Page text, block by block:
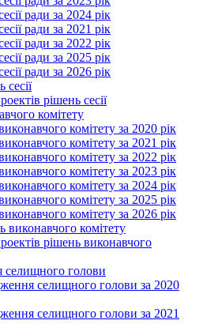
ради за 2024 рік
ради за 2021 рік
ради за 2022 рік
ради за 2025 рік
ради за 2026 рік
рішень сесії
комітету
комітету за 2020 рік
комітету за 2021 рік
комітету за 2022 рік
комітету за 2023 рік
комітету за 2024 рік
комітету за 2025 рік
комітету за 2026 рік
виконавчого комітету
рішень виконавчого
селищного голови
селищного голови за 2020
селищного голови за 2021